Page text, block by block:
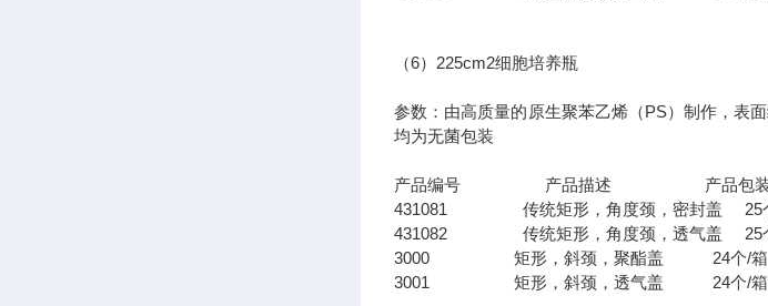
（6）225cm2细胞培养瓶
参数：由高质量的原生聚苯乙烯（PS）制作，表
均为无菌包装
产品编号 产品描述 产品包
431081 传统矩形，角度颈，密封盖 25个/
431082 传统矩形，角度颈，透气盖 25个
3000 矩形，斜颈，聚酯盖 24个/箱
3001 矩形，斜颈，透气盖 24个/箱